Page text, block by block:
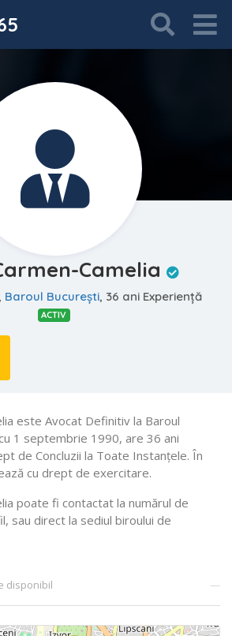
Camelia
Baroul Bucureşti, 36 ani Experiență
ACTIV
este Avocat Definitiv la Baroul
1 septembrie 1990, are 36 ani
de Concluzii la Toate Instanţele. În
cu drept de exercitare.
poate fi contactat la numărul de
sau direct la sediul biroului de
disponibil —